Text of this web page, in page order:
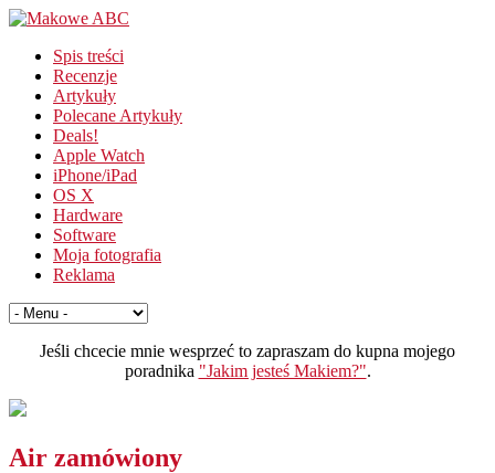
Spis treści
Recenzje
Artykuły
Polecane Artykuły
Deals!
Apple Watch
iPhone/iPad
OS X
Hardware
Software
Moja fotografia
Reklama
Jeśli chcecie mnie wesprzeć to zapraszam do kupna mojego
poradnika "Jakim jesteś Makiem?".
Air zamówiony